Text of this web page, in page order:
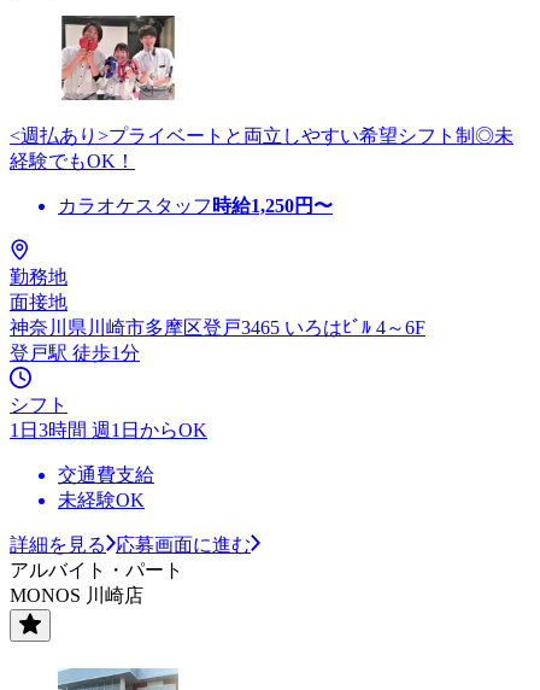
<週払あり>プライベートと両立しやすい希望シフト制◎未
経験でもOK！
カラオケスタッフ 時給1,250円〜
勤務地
面接地
神奈川県川崎市多摩区登戸3465 いろはﾋﾞﾙ 4～6F
登戸駅 徒歩1分
シフト
1日3時間 週1日からOK
交通費支給
未経験OK
詳細を見る
応募画面に進む
アルバイト・パート
MONOS 川崎店